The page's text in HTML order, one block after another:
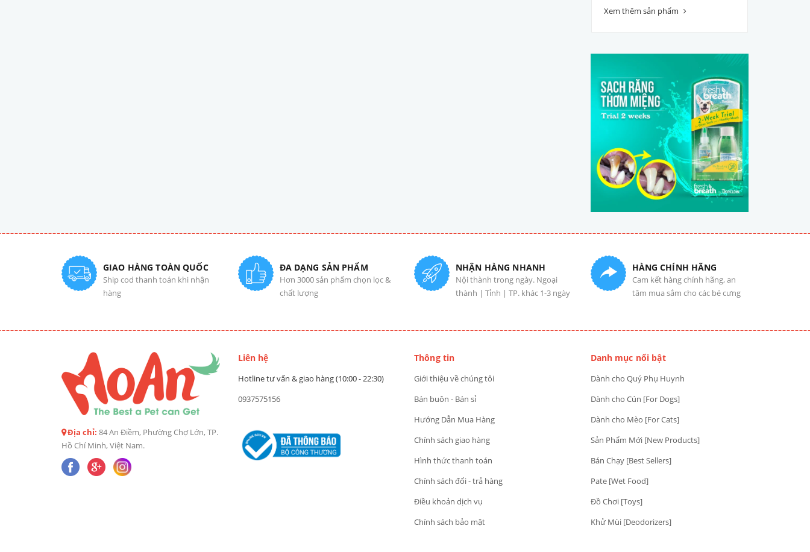
Xem thêm sản phẩm
GIAO HÀNG TOÀN QUỐC
Ship cod thanh toán khi nhận
hàng
ĐA DẠNG SẢN PHẨM
Hơn 3000 sản phẩm chọn lọc &
chất lượng
NHẬN HÀNG NHANH
Nội thành trong ngày. Ngoại
thành | Tỉnh | TP. khác 1-3 ngày
HÀNG CHÍNH HÃNG
Cam kết hàng chính hãng, an
tâm mua sắm cho các bé cưng
Địa chỉ: 84 An Điềm, Phường Chợ Lớn, TP.
Hồ Chí Minh, Việt Nam.
Liên hệ
Hotline tư vấn & giao hàng (10:00 - 22:30)
0937575156
Thông tin
Giới thiệu về chúng tôi
Bán buôn - Bán sỉ
Hướng Dẫn Mua Hàng
Chính sách giao hàng
Hình thức thanh toán
Chính sách đổi - trả hàng
Điều khoản dịch vụ
Chính sách bảo mật
Danh mục nổi bật
Dành cho Quý Phụ Huynh
Dành cho Cún [For Dogs]
Dành cho Mèo [For Cats]
Sản Phẩm Mới [New Products]
Bán Chạy [Best Sellers]
Pate [Wet Food]
Đồ Chơi [Toys]
Khử Mùi [Deodorizers]